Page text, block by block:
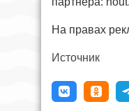
На правах
Источник